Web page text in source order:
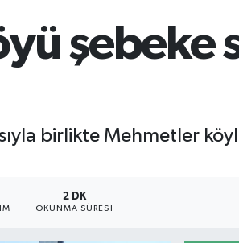
BİST100 13.773 %-19
şebeke
birlikte Mehmetler
2 DK
OKUNMA SÜRESI